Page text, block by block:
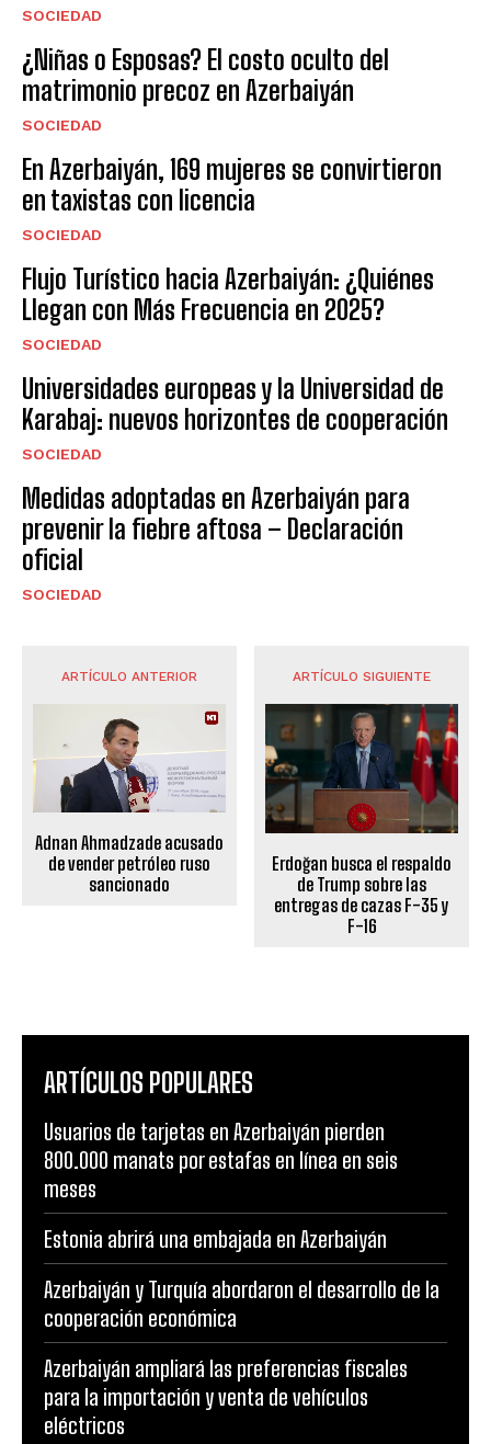
SOCIEDAD
¿Niñas o Esposas? El costo oculto del
matrimonio precoz en Azerbaiyán
SOCIEDAD
En Azerbaiyán, 169 mujeres se convirtieron
en taxistas con licencia
SOCIEDAD
Flujo Turístico hacia Azerbaiyán: ¿Quiénes
Llegan con Más Frecuencia en 2025?
SOCIEDAD
Universidades europeas y la Universidad de
Karabaj: nuevos horizontes de cooperación
SOCIEDAD
Medidas adoptadas en Azerbaiyán para
prevenir la fiebre aftosa – Declaración
oficial
SOCIEDAD
ARTÍCULO ANTERIOR
Adnan Ahmadzade acusado
de vender petróleo ruso
sancionado
ARTÍCULO SIGUIENTE
Erdoğan busca el respaldo
de Trump sobre las
entregas de cazas F-35 y
F-16
ARTÍCULOS POPULARES
Usuarios de tarjetas en Azerbaiyán pierden
800.000 manats por estafas en línea en seis
meses
Estonia abrirá una embajada en Azerbaiyán
Azerbaiyán y Turquía abordaron el desarrollo de la
cooperación económica
Azerbaiyán ampliará las preferencias fiscales
para la importación y venta de vehículos
eléctricos